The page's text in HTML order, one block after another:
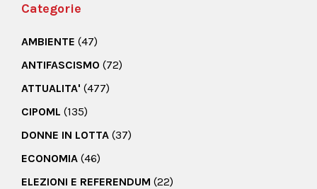
Categorie
AMBIENTE (47)
ANTIFASCISMO (72)
ATTUALITA' (477)
CIPOML (135)
DONNE IN LOTTA (37)
ECONOMIA (46)
ELEZIONI E REFERENDUM (22)